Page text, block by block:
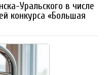
Уральского в числе
конкурса «Большая